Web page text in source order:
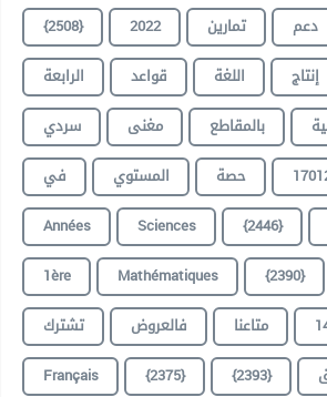
{2508} 2022 تمارين دعم
الرابعة
قواعد اللغة إنتاج
سردي
مغنى بالمقاطع
في
المستوي حصة
Années
Sciences {2446}
1ère
Mathématiques {2390}
تشترك
فالعروض متاعنا
Français
{2375} {2393}